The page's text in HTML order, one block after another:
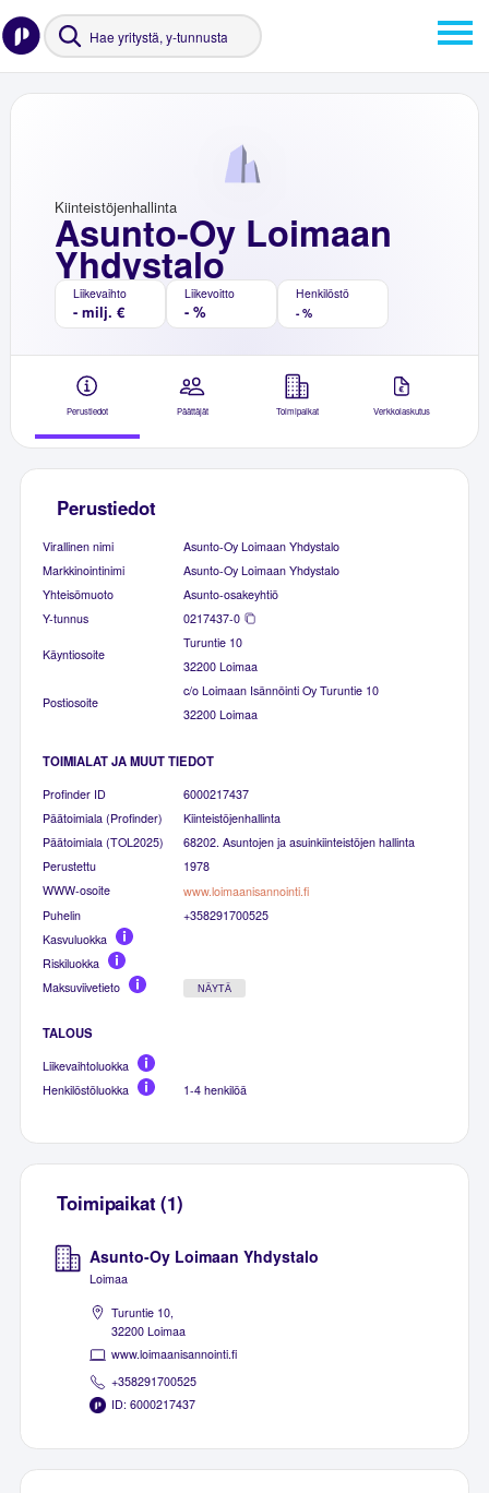
Asunto-Oy Loimaan
Yhdystalo
Kiinteistöjenhallinta
Liikevaihto
- milj. €
Liikevoitto
- %
Henkilöstö
- %
Perustiedot Päättäjät Toimipaikat Verkkolaskutus
Perustiedot
Virallinen nimi
Asunto-Oy Loimaan Yhdystalo
Markkinointinimi
Asunto-Oy Loimaan Yhdystalo
Yhteisömuoto
Asunto-osakeyhtiö
Y-tunnus
0217437-0
Käyntiosoite
Turuntie 10
32200 Loimaa
Postiosoite
c/o Loimaan Isännöinti Oy Turuntie 10
32200 Loimaa
TOIMIALAT JA MUUT TIEDOT
Profinder ID
6000217437
Päätoimiala (Profinder)
Kiinteistöjenhallinta
Päätoimiala (TOL2025)
68202. Asuntojen ja asuinkiinteistöjen hallinta
Perustettu
1978
WWW-osoite
www.loimaanisannointi.fi
Puhelin
+358291700525
Kasvuluokka
Riskiluokka
Maksuviivetieto
NÄYTÄ
TALOUS
Liikevaihtoluokka
Henkilöstöluokka
1-4 henkilöä
Toimipaikat (1)
Asunto-Oy Loimaan Yhdystalo
Loimaa
Turuntie 10,
32200 Loimaa
www.loimaanisannointi.fi
+358291700525
ID: 6000217437